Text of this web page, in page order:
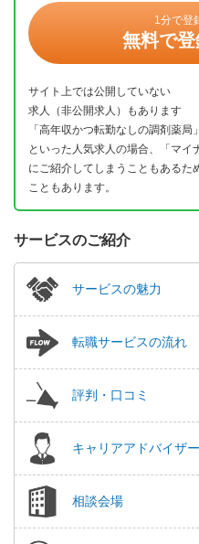
1分で登
無料で登
サイト上では公開していない
求人（非公開求人）もあります
「高年収かつ転勤なしの調剤薬局
といった人気求人の場合、「マイ
にご紹介してしまうこともあるた
こともあります。
サービスのご紹介
サービスの魅力
転職サービスの流れ
評判・口コミ
キャリアアドバイザ
相談会場